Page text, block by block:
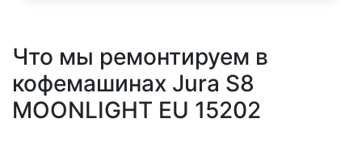
Что мы ремонтируем в
кофемашинах Jura S8
MOONLIGHT EU 15202